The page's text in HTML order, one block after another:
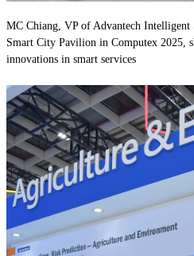
MC Chiang, VP of Advantech Intelligent
Smart City Pavilion in Computex 2025,
innovations in smart services